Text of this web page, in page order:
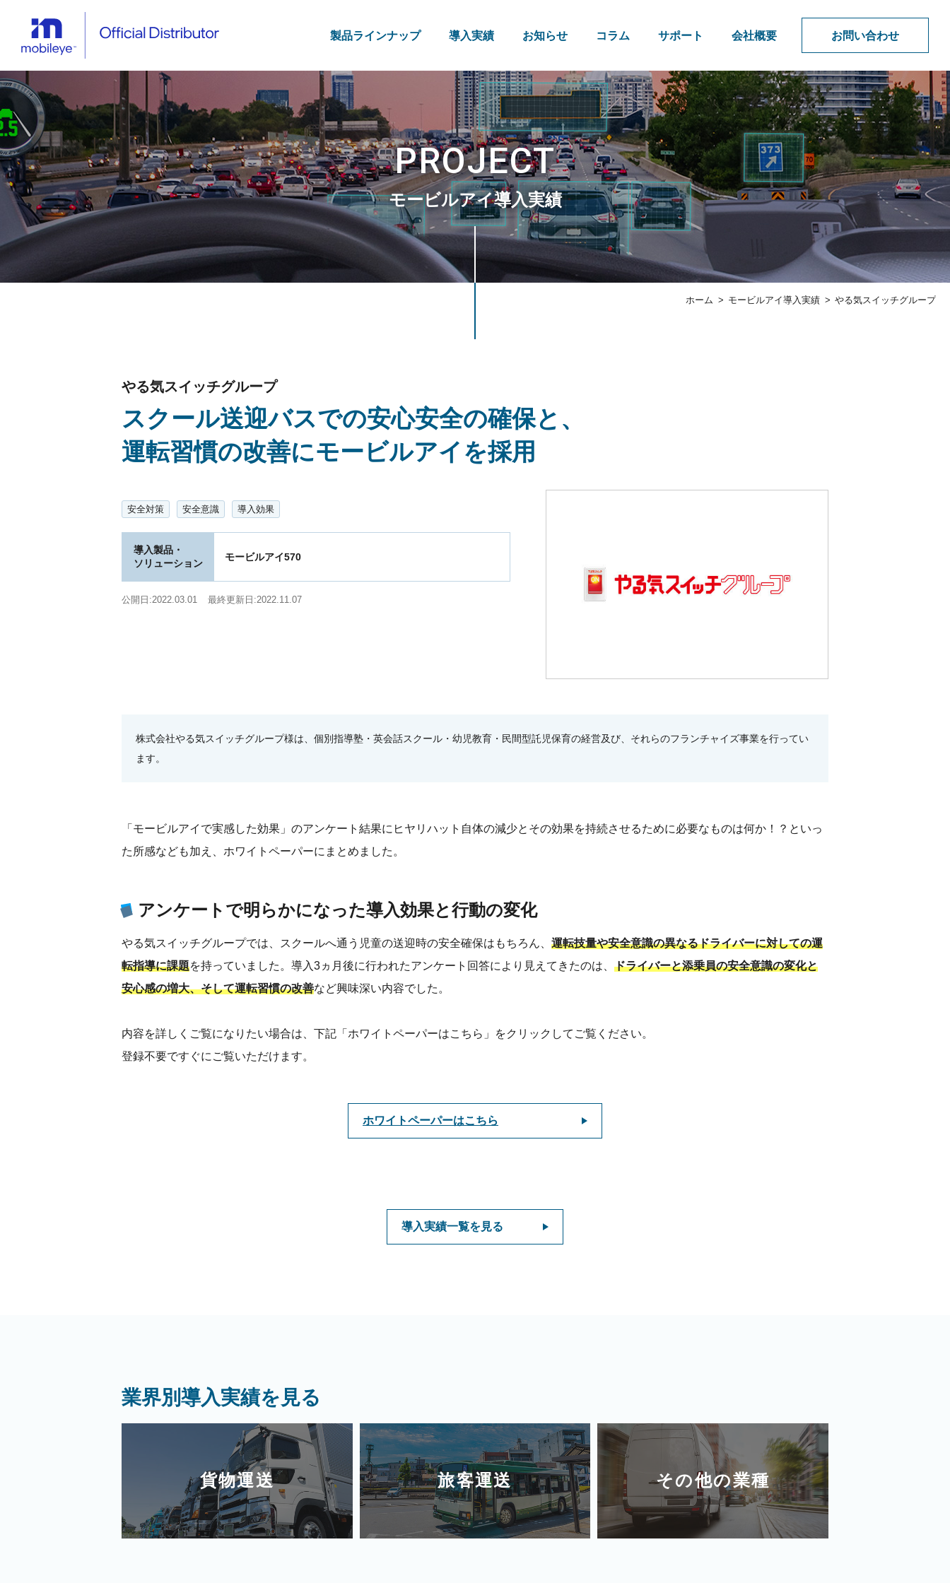
製品ラインナップ 導入実績 お知らせ コラム サポート 会社概要 お問い合わせ
PROJECT
モービルアイ導入実績
ホーム モービルアイ導入実績 やる気スイッチグループ
やる気スイッチグループ
スクール送迎バスでの安心安全の確保と、
運転習慣の改善にモービルアイを採用
安全対策 安全意識 導入効果
導入製品・
ソリューション
モービルアイ570
公開日:2022.03.01 最終更新日:2022.11.07
株式会社やる気スイッチグループ様は、個別指導塾・英会話スクール・幼児教育・民間型託児保育の経営及び、それらのフランチャイズ事業を行ってい
ます。
「モービルアイで実感した効果」のアンケート結果にヒヤリハット自体の減少とその効果を持続させるために必要なものは何か！？といっ
た所感なども加え、ホワイトペーパーにまとめました。
アンケートで明らかになった導入効果と行動の変化
やる気スイッチグループでは、スクールへ通う児童の送迎時の安全確保はもちろん、 運転技量や安全意識の異なるドライバーに対しての運
転指導に課題を持っていました。導入3ヵ月後に行われたアンケート回答により見えてきたのは、 ドライバーと添乗員の安全意識の変化と
安心感の増大、そして運転習慣の改善など興味深い内容でした。
内容を詳しくご覧になりたい場合は、下記「ホワイトペーパーはこちら」をクリックしてご覧ください。
登録不要ですぐにご覧いただけます。
ホワイトペーパーはこちら
導入実績一覧を見る
業界別導入実績を見る
貨物運送 旅客運送 その他の業種